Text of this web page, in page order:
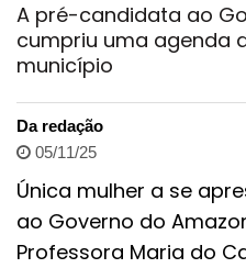
A pré-candidata ao
cumpriu uma agenda
município
Da redação
05/11/25
Única mulher a se
ao Governo do
Professora Maria do